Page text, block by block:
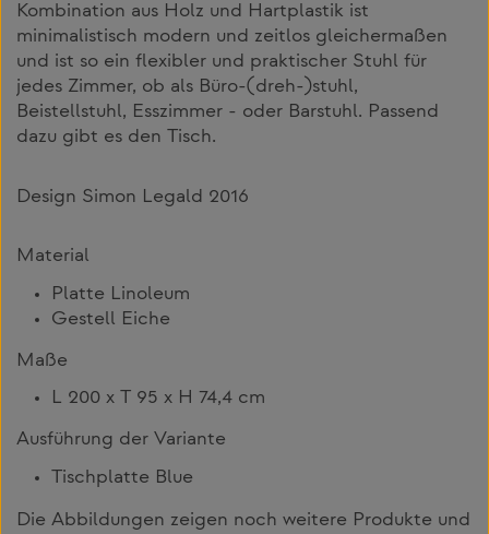
Kombination aus Holz und Hartplastik ist
minimalistisch modern und zeitlos gleichermaßen
und ist so ein flexibler und praktischer Stuhl für
jedes Zimmer, ob als Büro-(dreh-)stuhl,
Beistellstuhl, Esszimmer - oder Barstuhl. Passend
dazu gibt es den Tisch.
Design Simon Legald 2016
Material
Platte Linoleum
Gestell Eiche
Maße
L 200 x T 95 x H 74,4 cm
Ausführung der Variante
Tischplatte Blue
Die Abbildungen zeigen noch weitere Produkte und